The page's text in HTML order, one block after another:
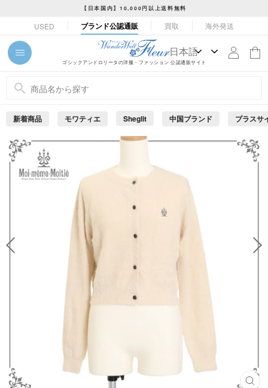
ン
ツ
る
ラ
イ
ド
止
め
【日本国内】10,000円以上送料無料
USED ブランド公認通販 買取 海外発送
ゴシックアンドロリータの洋服・ファッション 公認通販サイト
新着商品 モワティエ Sheglit 中国ブランド プラスサ